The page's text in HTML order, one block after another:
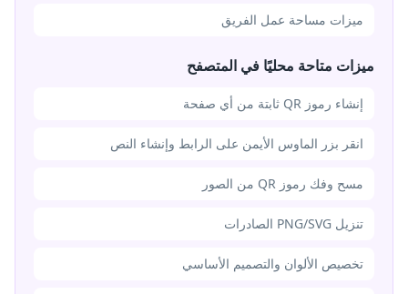
ميزات مساحة عمل الفريق
ميزات متاحة محليًا في المتصفح
إنشاء رموز QR ثابتة من أي صفحة
انقر بزر الماوس الأيمن على الرابط وإنشاء النص
مسح وفك رموز QR من الصور
تنزيل PNG/SVG الصادرات
تخصيص الألوان والتصميم الأساسي